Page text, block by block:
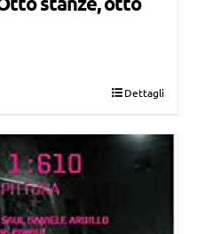
Dettagli